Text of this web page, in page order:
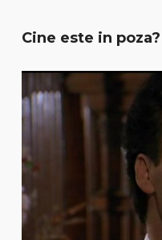
Cine este in poza?